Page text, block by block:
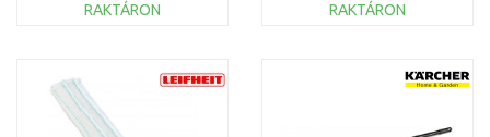
RAKTÁRON
Összehasonlítás
RAKTÁRON
Összehasonlítás